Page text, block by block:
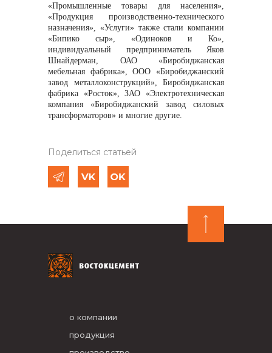
«Промышленные товары для населения»,
«Продукция производственно-технического
назначения», «Услуги» также стали компании
«Бипико сыр», «Одиноков и Ко»,
индивидуальный предприниматель Яков
Шнайдерман, ОАО «Биробиджанская
мебельная фабрика», ООО «Биробиджанский
завод металлоконструкций», Биробиджанская
фабрика «Росток», ЗАО «Электротехническая
компания «Биробиджанский завод силовых
трансформаторов» и многие другие.
Поделиться статьей
о компании
продукция